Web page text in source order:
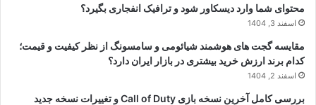
محتوای شما وارد دیسکاور شود و ترافیک انفجاری بگیرد؟
اسفند 3, 1404
مقایسه گجت های هوشمند شیائومی و سامسونگ از نظر کیفیت و قیمت؛
کدام برند ارزش خرید بیشتری در بازار ایران دارد؟
اسفند 2, 1404
بررسی کامل آخرین نسخه بازی Call of Duty و تغییرات نسخه جدید